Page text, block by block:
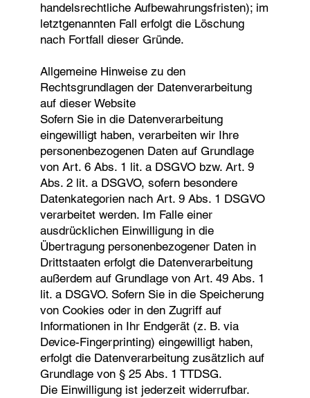
handelsrechtliche Aufbewahrungsfristen); im
letztgenannten Fall erfolgt die Löschung
nach Fortfall dieser Gründe.
Allgemeine Hinweise zu den
Rechtsgrundlagen der Datenverarbeitung
auf dieser Website
Sofern Sie in die Datenverarbeitung
eingewilligt haben, verarbeiten wir Ihre
personenbezogenen Daten auf Grundlage
von Art. 6 Abs. 1 lit. a DSGVO bzw. Art. 9
Abs. 2 lit. a DSGVO, sofern besondere
Datenkategorien nach Art. 9 Abs. 1 DSGVO
verarbeitet werden. Im Falle einer
ausdrücklichen Einwilligung in die
Übertragung personenbezogener Daten in
Drittstaaten erfolgt die Datenverarbeitung
außerdem auf Grundlage von Art. 49 Abs. 1
lit. a DSGVO. Sofern Sie in die Speicherung
von Cookies oder in den Zugriff auf
Informationen in Ihr Endgerät (z. B. via
Device-Fingerprinting) eingewilligt haben,
erfolgt die Datenverarbeitung zusätzlich auf
Grundlage von § 25 Abs. 1 TTDSG.
Die Einwilligung ist jederzeit widerrufbar.